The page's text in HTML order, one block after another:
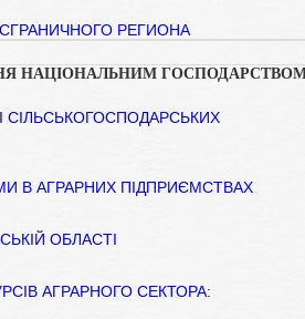
РЕГИОНА
НАЦІОНАЛЬНИМ
СІЛЬСЬКОГОСПОДАРСЬКИХ
В АГРАРНИХ ПІДПРИЄМСТВАХ
ОБЛАСТІ
АГРАРНОГО СЕКТОРА: